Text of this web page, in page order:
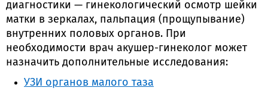
диагностики — гинекологический осмотр шейки
матки в зеркалах, пальпация (прощупывание)
внутренних половых органов. При
необходимости врач акушер-гинеколог может
назначить дополнительные исследования:
УЗИ органов малого таза